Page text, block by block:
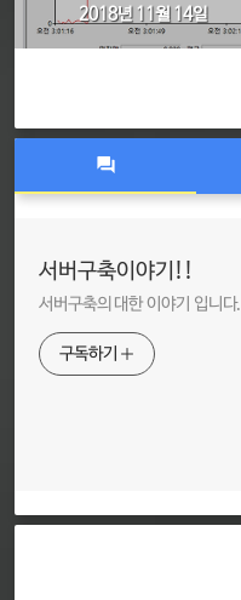
2018년 11월 14일
서버구축이야기!!
서버구축의 대한 이야기 입니다.
구독하기